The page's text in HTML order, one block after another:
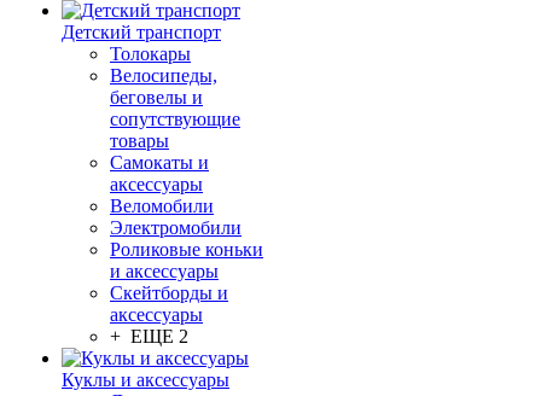
Детский транспорт
Толокары
Велосипеды,
беговелы и
сопутствующие
товары
Самокаты и
аксессуары
Веломобили
Электромобили
Роликовые коньки
и аксессуары
Скейтборды и
аксессуары
+ ЕЩЕ 2
Куклы и аксессуары